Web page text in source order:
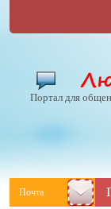
Портал для
Почта